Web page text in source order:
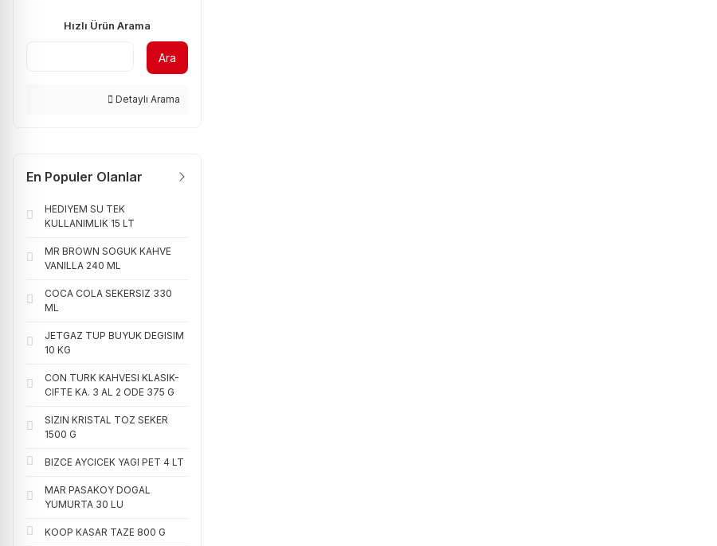
Hızlı Ürün Arama
Ara
Detaylı Arama
En Populer Olanlar
HEDIYEM SU TEK
KULLANIMLIK 15 LT
MR BROWN SOGUK KAHVE
VANILLA 240 ML
COCA COLA SEKERSIZ 330
ML
JETGAZ TUP BUYUK DEGISIM
10 KG
CON TURK KAHVESI KLASIK-
CIFTE KA. 3 AL 2 ODE 375 G
SIZIN KRISTAL TOZ SEKER
1500 G
BIZCE AYCICEK YAGI PET 4 LT
MAR PASAKOY DOGAL
YUMURTA 30 LU
KOOP KASAR TAZE 800 G